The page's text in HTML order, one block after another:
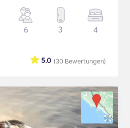
6 3 4
(30 Bewertungen)
5.0